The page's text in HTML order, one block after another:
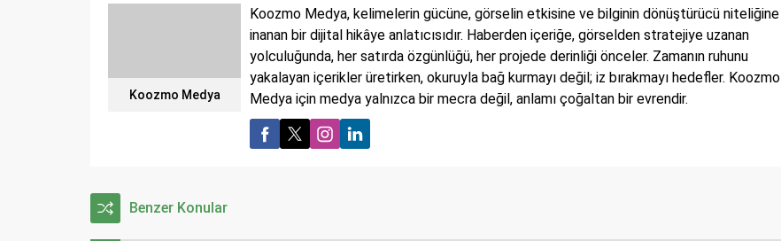
Koozmo Medya
Koozmo Medya, kelimelerin gücüne, görselin etkisine ve bilginin dönüştürücü niteliğine
inanan bir dijital hikâye anlatıcısıdır. Haberden içeriğe, görselden stratejiye uzanan
yolculuğunda, her satırda özgünlüğü, her projede derinliği önceler. Zamanın ruhunu
yakalayan içerikler üretirken, okuruyla bağ kurmayı değil; iz bırakmayı hedefler. Koozmo
Medya için medya yalnızca bir mecra değil, anlamı çoğaltan bir evrendir.
Benzer Konular